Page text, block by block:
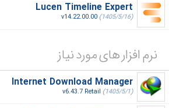
Lucen Timeline Expert
v14.22.00.00 (1405/5/16)
نرم افزار های مورد نیاز
Internet Download Manager
v6.43.7 Retail (1405/5/1)